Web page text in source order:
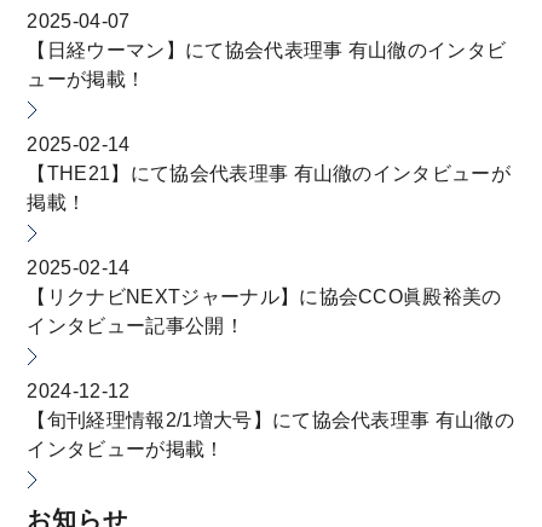
2025-04-07
【日経ウーマン】にて協会代表理事 有山徹のインタビ
ューが掲載！
2025-02-14
【THE21】にて協会代表理事 有山徹のインタビューが
掲載！
2025-02-14
【リクナビNEXTジャーナル】に協会CCO眞殿裕美の
インタビュー記事公開！
2024-12-12
【旬刊経理情報2/1増大号】にて協会代表理事 有山徹の
インタビューが掲載！
お知らせ